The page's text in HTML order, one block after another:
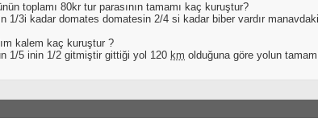
toplamı 80kr tur parasının tamamı kaç kuruştur?
1/3i kadar domates domatesin 2/4 si kadar biber vardır
kalem kaç kuruştur ?
1/5 inin 1/2 gitmiştir gittiği yol 120 km olduğuna göre yolun